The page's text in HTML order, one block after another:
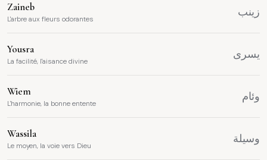
Zaineb
L'arbre aux fleurs odorantes
زينب
Yousra
La facilité, l'aisance divine
يسرى
Wiem
L'harmonie, la bonne entente
وئام
Wassila
Le moyen, la voie vers Dieu
وسيلة